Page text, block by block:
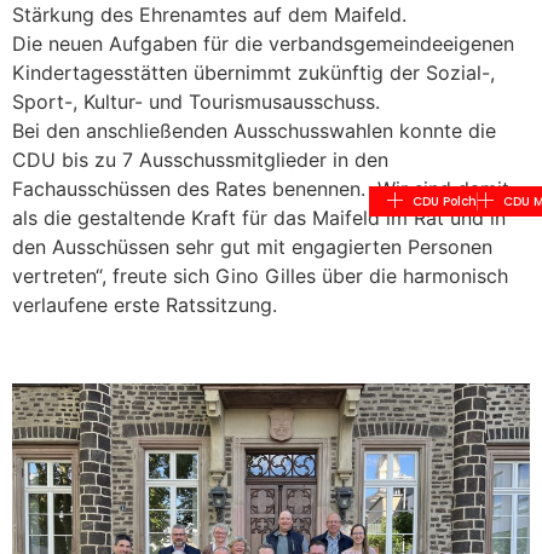
Stärkung des Ehrenamtes auf dem Maifeld.
Die neuen Aufgaben für die verbandsgemeindeeigenen
Kindertagesstätten übernimmt zukünftig der Sozial-,
Sport-, Kultur- und Tourismusausschuss.
Bei den anschließenden Ausschusswahlen konnte die
CDU bis zu 7 Ausschussmitglieder in den
Fachausschüssen des Rates benennen. „Wir sind damit
als die gestaltende Kraft für das Maifeld im Rat und in
den Ausschüssen sehr gut mit engagierten Personen
vertreten“, freute sich Gino Gilles über die harmonisch
verlaufene erste Ratssitzung.
CDU Polch CDU